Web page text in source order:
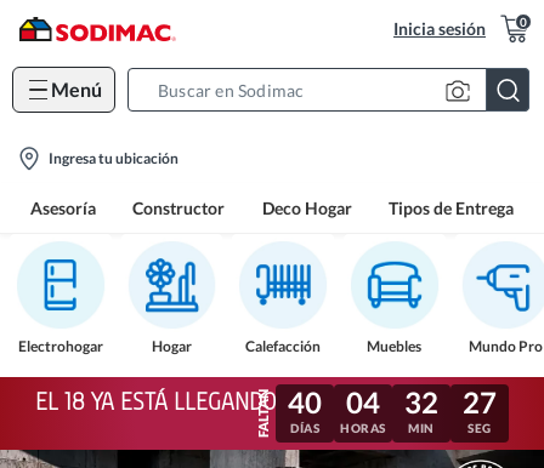
Inicia sesión 0
Menú
location-
Ingresa tu ubicación
Asesoría Constructor Deco Hogar Tipos de Entrega
Electrohogar Hogar Calefacción Muebles Mundo Pro
EL 18 YA ESTÁ LLEGANDO 40
DÍAS
04
HORAS
32
MIN
24
SEG